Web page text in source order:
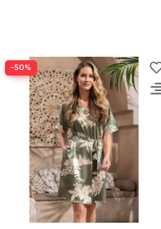
−50%